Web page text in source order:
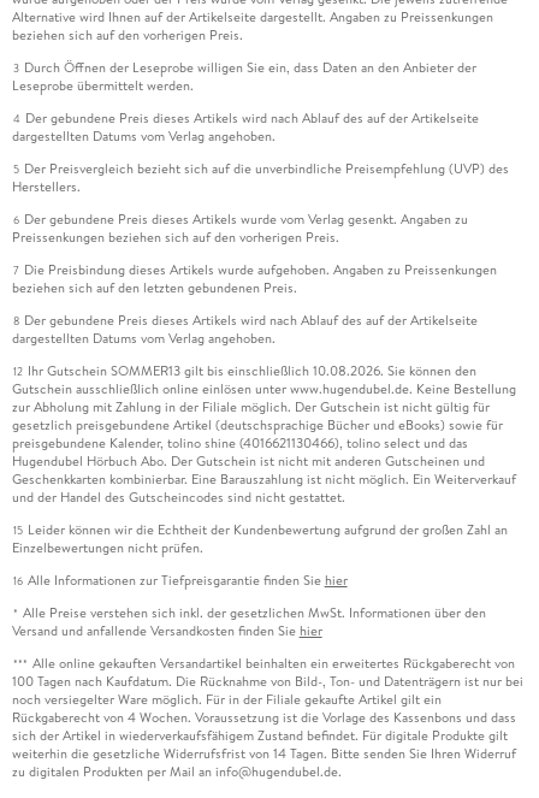
Alternative wird Ihnen auf der Artikelseite dargestellt. Angaben zu Preissenkungen
beziehen sich auf den vorherigen Preis.
3 Durch Öffnen der Leseprobe willigen Sie ein, dass Daten an den Anbieter der
Leseprobe übermittelt werden.
4 Der gebundene Preis dieses Artikels wird nach Ablauf des auf der Artikelseite
dargestellten Datums vom Verlag angehoben.
5 Der Preisvergleich bezieht sich auf die unverbindliche Preisempfehlung (UVP) des
Herstellers.
6 Der gebundene Preis dieses Artikels wurde vom Verlag gesenkt. Angaben zu
Preissenkungen beziehen sich auf den vorherigen Preis.
7 Die Preisbindung dieses Artikels wurde aufgehoben. Angaben zu Preissenkungen
beziehen sich auf den letzten gebundenen Preis.
8 Der gebundene Preis dieses Artikels wird nach Ablauf des auf der Artikelseite
dargestellten Datums vom Verlag angehoben.
12 Ihr Gutschein SOMMER13 gilt bis einschließlich 10.08.2026. Sie können den
Gutschein ausschließlich online einlösen unter www.hugendubel.de. Keine Bestellung
zur Abholung mit Zahlung in der Filiale möglich. Der Gutschein ist nicht gültig für
gesetzlich preisgebundene Artikel (deutschsprachige Bücher und eBooks) sowie für
preisgebundene Kalender, tolino shine (4016621130466), tolino select und das
Hugendubel Hörbuch Abo. Der Gutschein ist nicht mit anderen Gutscheinen und
Geschenkkarten kombinierbar. Eine Barauszahlung ist nicht möglich. Ein Weiterverkauf
und der Handel des Gutscheincodes sind nicht gestattet.
15 Leider können wir die Echtheit der Kundenbewertung aufgrund der großen Zahl an
Einzelbewertungen nicht prüfen.
16 Alle Informationen zur Tiefpreisgarantie finden Sie hier
* Alle Preise verstehen sich inkl. der gesetzlichen MwSt. Informationen über den
Versand und anfallende Versandkosten finden Sie hier
*** Alle online gekauften Versandartikel beinhalten ein erweitertes Rückgaberecht von
100 Tagen nach Kaufdatum. Die Rücknahme von Bild-, Ton- und Datenträgern ist nur bei
noch versiegelter Ware möglich. Für in der Filiale gekaufte Artikel gilt ein
Rückgaberecht von 4 Wochen. Voraussetzung ist die Vorlage des Kassenbons und dass
sich der Artikel in wiederverkaufsfähigem Zustand befindet. Für digitale Produkte gilt
weiterhin die gesetzliche Widerrufsfrist von 14 Tagen. Bitte senden Sie Ihren Widerruf
zu digitalen Produkten per Mail an info@hugendubel.de.